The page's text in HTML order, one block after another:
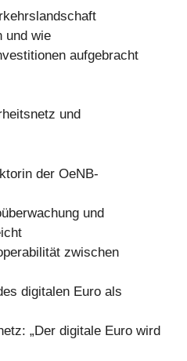
und wie
aufgebracht
und
der OeNB-
und
zwischen
digitalen Euro als
„Der digitale Euro wird